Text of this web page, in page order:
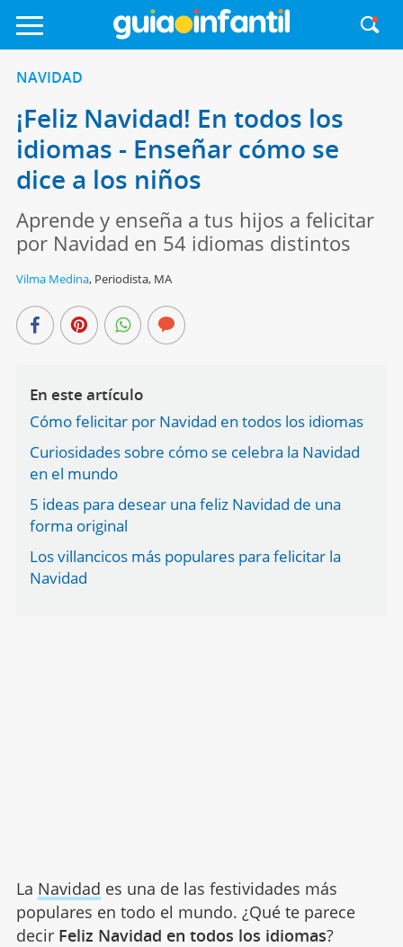
NAVIDAD
¡Feliz Navidad! En todos los
idiomas - Enseñar cómo se
dice a los niños
Aprende y enseña a tus hijos a felicitar
por Navidad en 54 idiomas distintos
Vilma Medina, Periodista, MA
En este artículo
Cómo felicitar por Navidad en todos los idiomas
Curiosidades sobre cómo se celebra la Navidad
en el mundo
5 ideas para desear una feliz Navidad de una
forma original
Los villancicos más populares para felicitar la
Navidad
La Navidad es una de las festividades más
populares en todo el mundo. ¿Qué te parece
decir Feliz Navidad en todos los idiomas?